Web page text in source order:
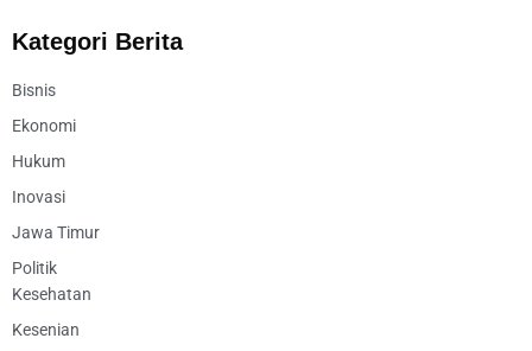
Kategori Berita
Bisnis
Ekonomi
Hukum
Inovasi
Jawa Timur
Politik
Kesehatan
Kesenian